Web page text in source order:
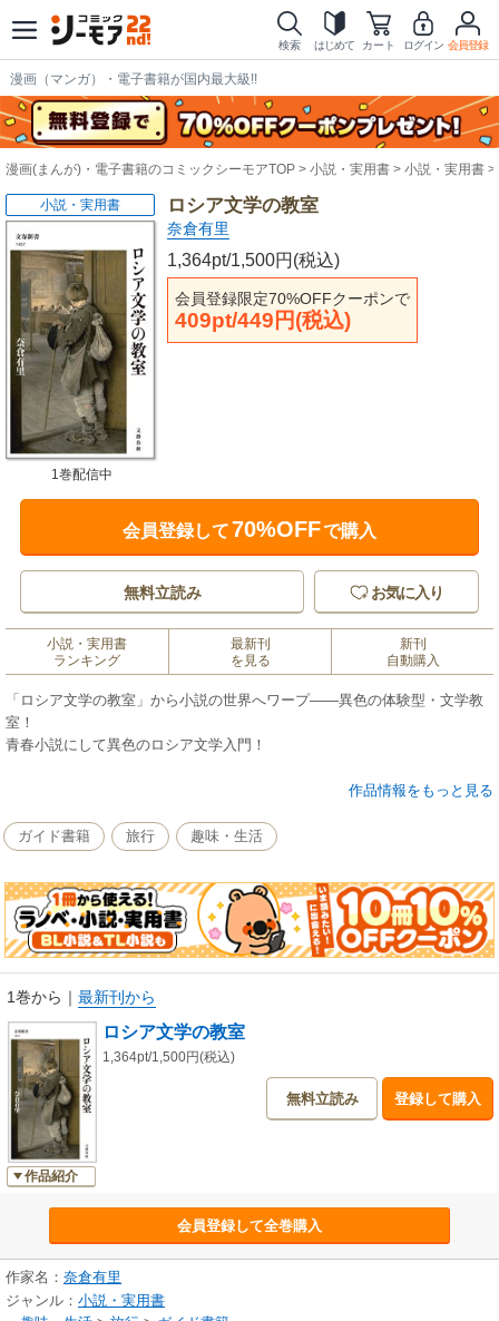
検索 はじめて カート ログイン 会員登録
漫画（マンガ）・電子書籍が国内最大級!!
漫画(まんが)・電子書籍のコミックシーモアTOP 小説・実用書 小説・実用書
ロシア文学の教室
奈倉有里
1,364pt/1,500円(税込)
会員登録限定70%OFFクーポンで
409pt/449円(税込)
小説・実用書
1巻配信中
会員登録して70%OFFで購入
無料立読み お気に入り
小説・実用書
ランキング
最新刊
を見る
新刊
自動購入
「ロシア文学の教室」から小説の世界へワープ――異色の体験型・文学教
室！
青春小説にして異色のロシア文学入門！
「この授業では、あなたという読者を主体とし、ロシア文学を素材として
山を思わせる初老の教授が、学生たちをいっぷう変わった「体験型」の授
業へといざなう。
小説を読み出すと没頭して周りが見えなくなる湯浦葵（ゆうら・あお
い）、
中性的でミステリアス、洞察力の光る新名翠（にいな・みどり）、発言に
ヤ」と呼ばれる三人が参加する授業で取り上げられるのは、ゴーゴリ『ネ
フスキイ大通り』、ドストエフスキー『白夜』、トルストイ『復活』など
才能が花開いた19世紀のロシア文学だ。
社会とはなにか、愛とはなにか？
この戦争の時代を考えるよすがをロシア文学者・翻訳者の著者が真摯に描
く
「ロシア文学の教室」。
【取り上げる作品】
ニコライ・ゴーゴリ『ネフスキイ大通り』
アレクサンドル・プーシキン『盗賊の兄弟』と抒情詩
フョードル・ドストエフスキー『白夜』
アレクサンドル・ゲルツェン『向こう岸から』
ミハイル・レーモンルトフ『悪魔』
作品情報をもっと見る
ガイド書籍 旅行 趣味・生活
1巻から ｜ 最新刊から
作品紹介
ロシア文学の教室
1,364pt/1,500円(税込)
無料立読み 登録して購入
会員登録して全巻購入
作家名： 奈倉有里
ジャンル： 小説・実用書